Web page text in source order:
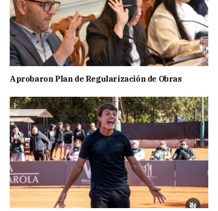
Aprobaron Plan de Regularización de Obras